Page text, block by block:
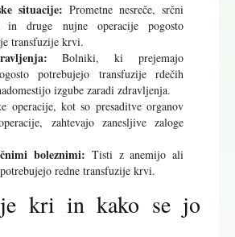
situacije: Prometne nesreče, srčni
druge nujne operacije pogosto
transfuzije krvi.
Bolniki, ki prejemajo
potrebujejo transfuzije rdečih
izgube zaradi zdravljenja.
operacije, kot so presaditve organov
zahtevajo zanesljive zaloge
boleznimi: Tisti z anemijo ali
redne transfuzije krvi.
kri in kako se jo